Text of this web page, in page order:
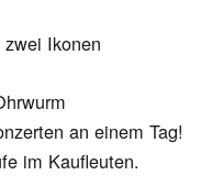
zwei Ikonen
an einem Tag!
im Kaufleuten.